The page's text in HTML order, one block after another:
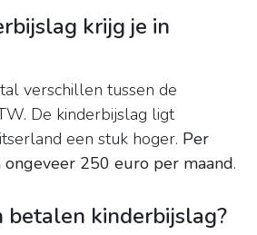
krijg je in
verschillen tussen de
De kinderbijslag ligt
een stuk hoger. Per
250 euro per maand.
kinderbijslag?